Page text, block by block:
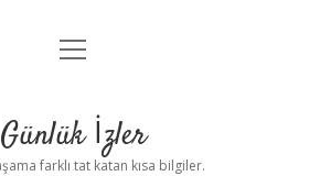
Anasayfa
Yasal Uyarı
menüyü
Günlük İzler
farklı tat katan kısa bilgiler.